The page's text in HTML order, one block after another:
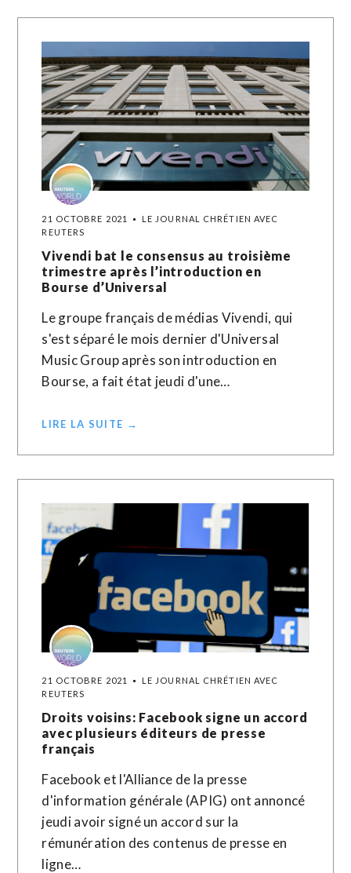
21 OCTOBRE 2021
LE JOURNAL CHRÉTIEN AVEC
REUTERS
Vivendi bat le consensus au troisième
trimestre après l’introduction en
Bourse d’Universal
Le groupe français de médias Vivendi, qui
s'est séparé le mois dernier d'Universal
Music Group après son introduction en
Bourse, a fait état jeudi d'une…
LIRE LA SUITE →
21 OCTOBRE 2021
LE JOURNAL CHRÉTIEN AVEC
REUTERS
Droits voisins: Facebook signe un accord
avec plusieurs éditeurs de presse
français
Facebook et l'Alliance de la presse
d'information générale (APIG) ont annoncé
jeudi avoir signé un accord sur la
rémunération des contenus de presse en
ligne…